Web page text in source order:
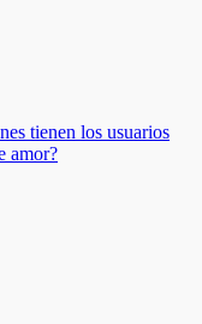
tienen los usuarios
amor?